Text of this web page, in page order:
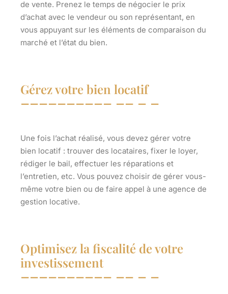
de vente. Prenez le temps de négocier le prix
d’achat avec le vendeur ou son représentant, en
vous appuyant sur les éléments de comparaison du
marché et l’état du bien.
Gérez votre bien locatif
Une fois l’achat réalisé, vous devez gérer votre
bien locatif : trouver des locataires, fixer le loyer,
rédiger le bail, effectuer les réparations et
l’entretien, etc. Vous pouvez choisir de gérer vous-
même votre bien ou de faire appel à une agence de
gestion locative.
Optimisez la fiscalité de votre
investissement